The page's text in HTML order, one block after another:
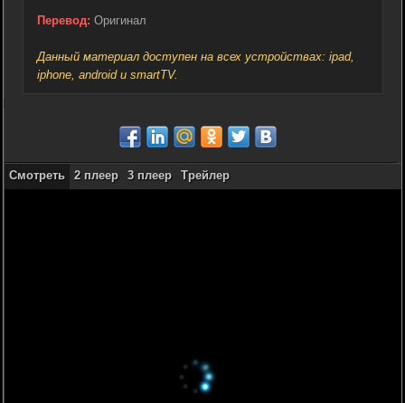
Перевод: Оригинал
Данный материал доступен на всех устройствах: ipad,
iphone, android и smartTV.
Смотреть 2 плеер 3 плеер Трейлер